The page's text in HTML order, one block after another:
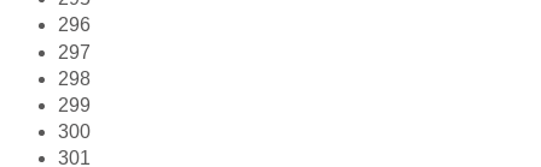
296
297
298
299
300
301